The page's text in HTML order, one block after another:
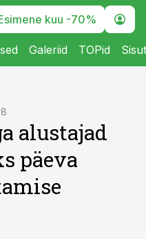
kuu -70%
Galeriid TOPid
alustajad
päeva